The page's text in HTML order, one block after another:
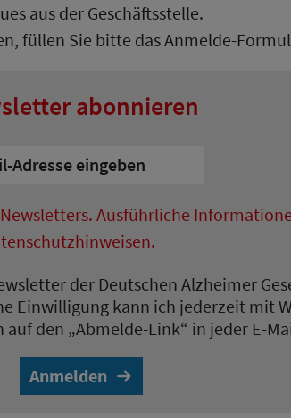
aus der Geschäftsstelle.
füllen Sie bitte das Anmelde-
abonnieren
Ausführliche
der Deutschen Alzheimer
Einwilligung kann ich jederzeit mit
den „Abmelde-Link“ in jeder E-
Anmelden